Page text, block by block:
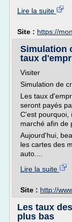
Lire la suite
Site : https://
Simulation
taux
Visiter
Simulation de
Les taux
seront payés
C'est pourquoi,
marché afin de
Aujourd'hui,
les cartes des
auto....
Lire la suite
Site : http://
Les taux
plus bas